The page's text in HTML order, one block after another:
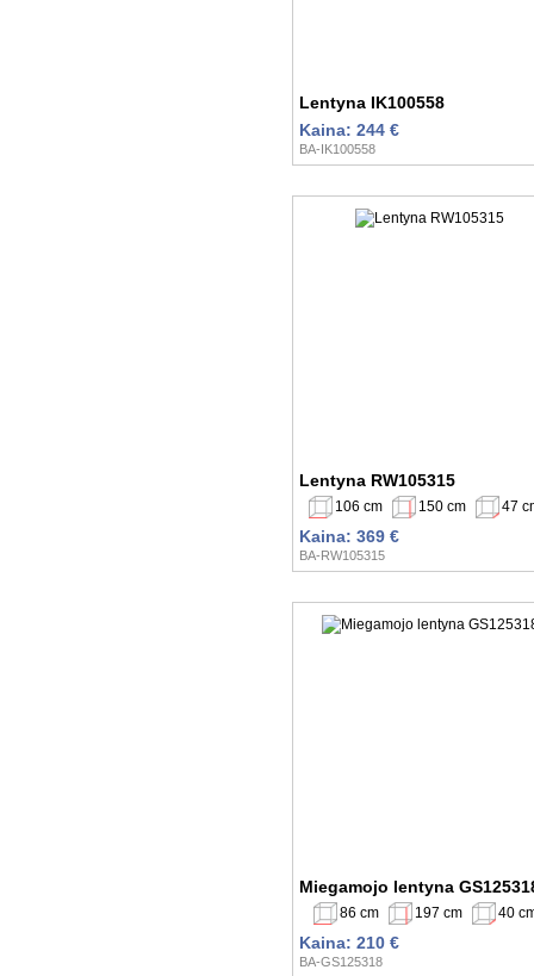
Lentyna IK100558
Kaina: 244 €
BA-IK100558
Lentyna RW105315
106 cm 150 cm 47
Kaina: 369 €
BA-RW105315
Miegamojo lentyna
86 cm 197 cm 40
Kaina: 210 €
BA-GS125318